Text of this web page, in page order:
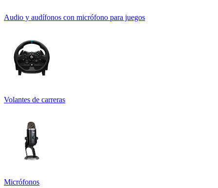
Audio y audífonos con micrófono para juegos
Volantes de carreras
Micrófonos